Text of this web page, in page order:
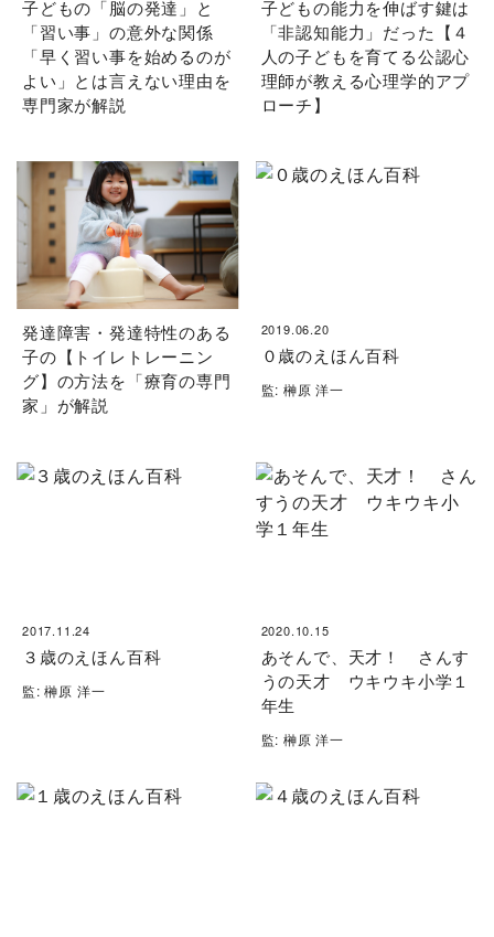
子どもの「脳の発達」と
「習い事」の意外な関係
「早く習い事を始めるのが
よい」とは言えない理由を
専門家が解説
子どもの能力を伸ばす鍵は
「非認知能力」だった【４
人の子どもを育てる公認心
理師が教える心理学的アプ
ローチ】
発達障害・発達特性のある
子の【トイレトレーニン
グ】の方法を「療育の専門
家」が解説
2019.06.20
０歳のえほん百科
監: 榊原 洋一
2017.11.24
３歳のえほん百科
監: 榊原 洋一
2020.10.15
あそんで、天才！ さんす
うの天才 ウキウキ小学１
年生
監: 榊原 洋一